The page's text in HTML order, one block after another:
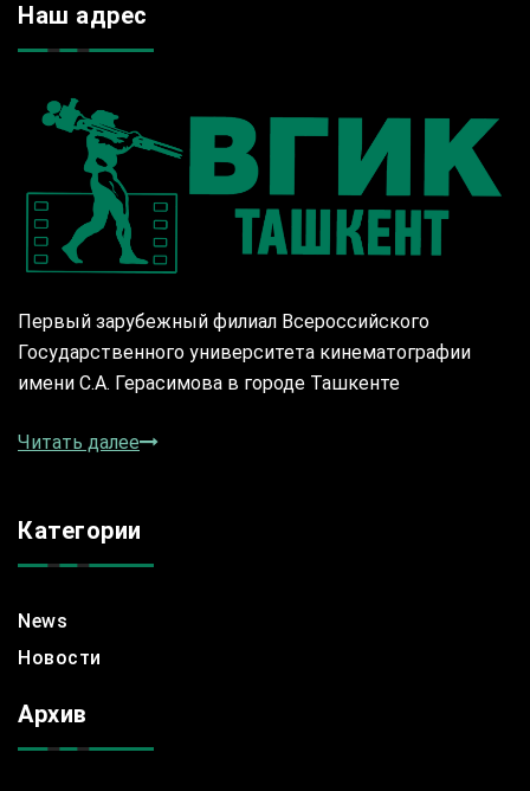
Наш адрес
Первый зарубежный филиал Всероссийского
Государственного университета кинематографии
имени С.А. Герасимова в городе Ташкенте
Читать далее
Категории
News
Новости
Архив